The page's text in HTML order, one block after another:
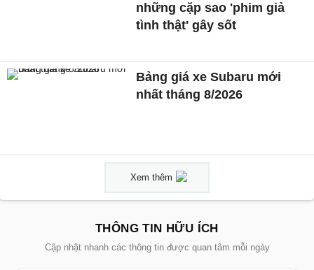
những cặp sao 'phim giả
tình thật' gây sốt
Bảng giá xe Subaru mới
nhất tháng 8/2026
Xem thêm
THÔNG TIN HỮU ÍCH
Cập nhật nhanh các thông tin được quan tâm mỗi ngày